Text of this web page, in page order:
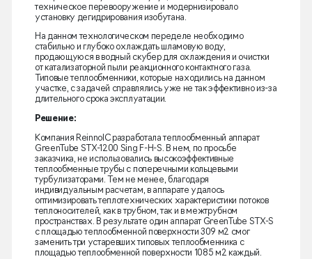
техническое перевооружение и модернизировало
установку дегидрирования изобутана.
На данном технологическом переделе необходимо
стабильно и глубоко охлаждать шламовую воду,
продающуюся в водный скубер для охлаждения и очистки
от катализаторной пыли реакционного контактного газа.
Типовые теплообменники, которые находились на данном
участке, с задачей справлялись уже не так эффективно из-за
длительного срока эксплуатации.
Решение:
Компания ReinnolC разработала теплообменный аппарат
GreenTube STX-1200 Sing F-H-S. В нем, по просьбе
заказчика, не использовались высокоэффективные
теплообменные трубы с поперечными кольцевыми
турбулизаторами. Тем не менее, благодаря
индивидуальным расчетам, в аппарате удалось
оптимизировать теплотехнических характеристики потоков
теплоносителей, как в трубном, так и в межтрубном
пространствах. В результате один аппарат GreenTube STX-S
с площадью теплообменной поверхности 309 м2 смог
заменить три устаревших типовых теплообменника с
площадью теплообменной поверхности 1085 м2 каждый.